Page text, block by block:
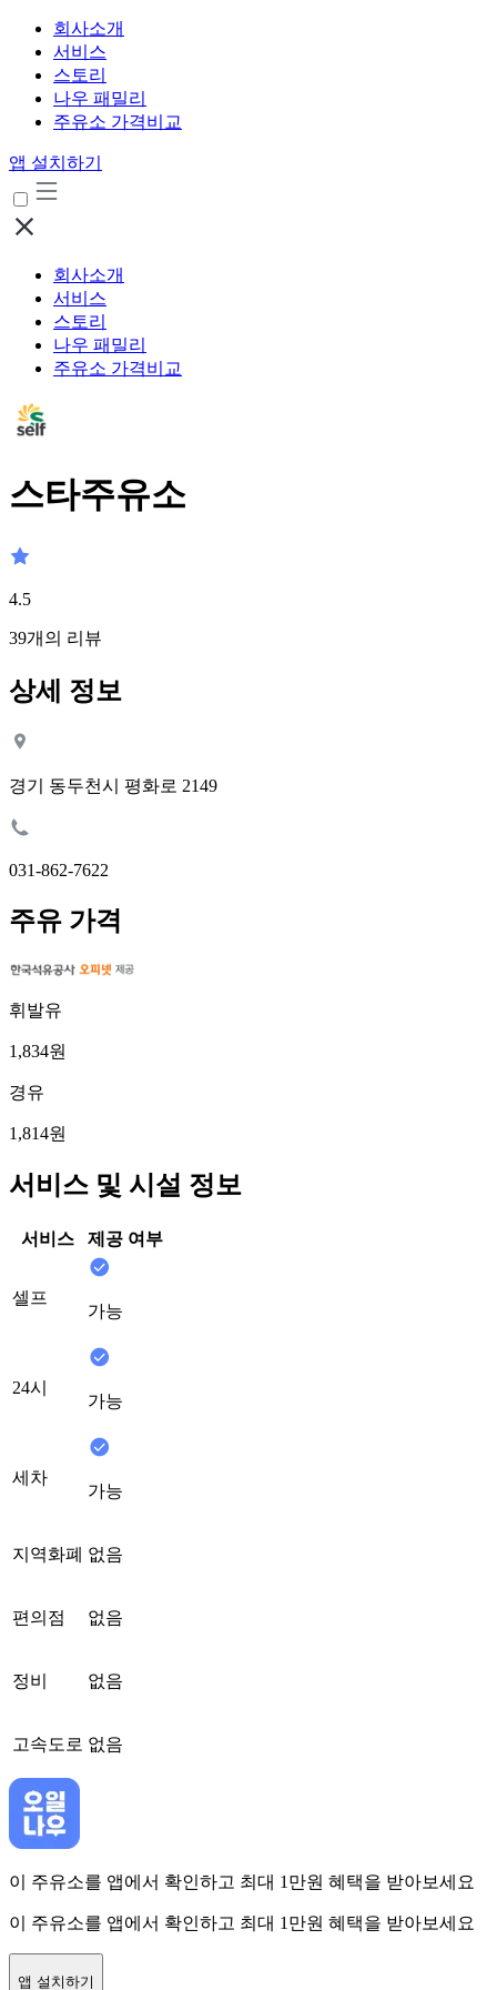
회사소개
서비스
스토리
나우 패밀리
주유소 가격비교
앱 설치하기
회사소개
서비스
스토리
나우 패밀리
주유소 가격비교
스타주유소
4.5
39개의 리뷰
상세 정보
경기 동두천시 평화로 2149
031-862-7622
주유 가격
휘발유
1,834원
경유
1,814원
서비스 및 시설 정보
서비스 제공 여부
셀프
가능
24시
가능
세차
가능
지역화폐 없음
편의점 없음
정비 없음
고속도로 없음
이 주유소를 앱에서 확인하고 최대 1만원 혜택을 받아보세요
이 주유소를 앱에서 확인하고 최대 1만원 혜택을 받아보세요
앱 설치하기